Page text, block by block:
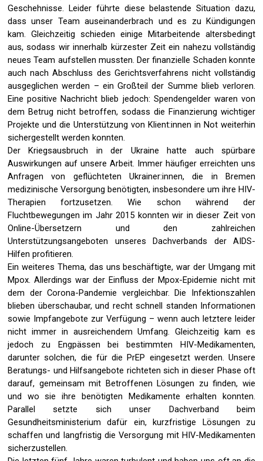
Geschehnisse. Leider führte diese belastende Situation dazu,
dass unser Team auseinanderbrach und es zu Kündigungen
kam. Gleichzeitig schieden einige Mitarbeitende altersbedingt
aus, sodass wir innerhalb kürzester Zeit ein nahezu vollständig
neues Team aufstellen mussten. Der finanzielle Schaden konnte
auch nach Abschluss des Gerichtsverfahrens nicht vollständig
ausgeglichen werden – ein Großteil der Summe blieb verloren.
Eine positive Nachricht blieb jedoch: Spendengelder waren von
dem Betrug nicht betroffen, sodass die Finanzierung wichtiger
Projekte und die Unterstützung von Klient:innen in Not weiterhin
sichergestellt werden konnten.
Der Kriegsausbruch in der Ukraine hatte auch spürbare
Auswirkungen auf unsere Arbeit. Immer häufiger erreichten uns
Anfragen von geflüchteten Ukrainer:innen, die in Bremen
medizinische Versorgung benötigten, insbesondere um ihre HIV-
Therapien fortzusetzen. Wie schon während der
Fluchtbewegungen im Jahr 2015 konnten wir in dieser Zeit von
Online-Übersetzern und den zahlreichen
Unterstützungsangeboten unseres Dachverbands der AIDS-
Hilfen profitieren.
Ein weiteres Thema, das uns beschäftigte, war der Umgang mit
Mpox. Allerdings war der Einfluss der Mpox-Epidemie nicht mit
dem der Corona-Pandemie vergleichbar. Die Infektionszahlen
blieben überschaubar, und recht schnell standen Informationen
sowie Impfangebote zur Verfügung – wenn auch letztere leider
nicht immer in ausreichendem Umfang. Gleichzeitig kam es
jedoch zu Engpässen bei bestimmten HIV-Medikamenten,
darunter solchen, die für die PrEP eingesetzt werden. Unsere
Beratungs- und Hilfsangebote richteten sich in dieser Phase oft
darauf, gemeinsam mit Betroffenen Lösungen zu finden, wie
und wo sie ihre benötigten Medikamente erhalten konnten.
Parallel setzte sich unser Dachverband beim
Gesundheitsministerium dafür ein, kurzfristige Lösungen zu
schaffen und langfristig die Versorgung mit HIV-Medikamenten
sicherzustellen.